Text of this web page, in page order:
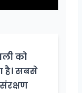
को
है। सबसे